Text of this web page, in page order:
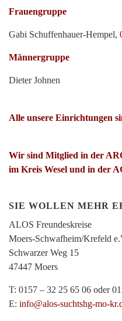
Frauengruppe
Gabi Schuffenhauer-Hempel,
Männergruppe
Dieter Johnen
Alle unsere Einrichtungen
Wir sind Mitglied in der
im Kreis Wesel und in der
SIE WOLLEN MEHR
ALOS Freundeskreise
Moers-Schwafheim/Krefeld
Schwarzer Weg 15
47447 Moers
T: 0157 – 32 25 65 06 oder
E: info@alos-suchtshg-mo-